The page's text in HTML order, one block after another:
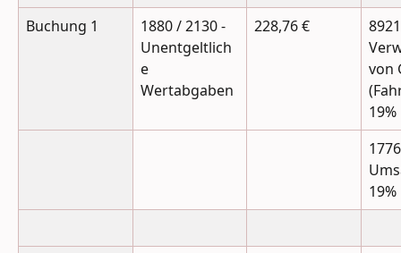
Buchung 1
1880 / 2130 -
Unentgeltlich
e
Wertabgaben
228,76 €
von
19%